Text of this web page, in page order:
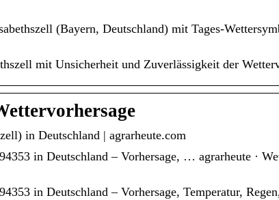
(Bayern, Deutschland) mit Tages-
mit Unsicherheit und Zuverlässigkeit der
in Deutschland | agrarheute.com
in Deutschland – Vorhersage, … agrarheute ·
in Deutschland – Vorhersage, Temperatur,